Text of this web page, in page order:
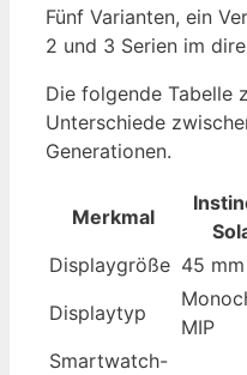
Fünf Varianten, ein
2 und 3 Serien im
Die folgende Tabelle
Unterschiede
Generationen.
Merkmal
Displaygröße 45 mm
Displaytyp
MIP
Smartwatch-